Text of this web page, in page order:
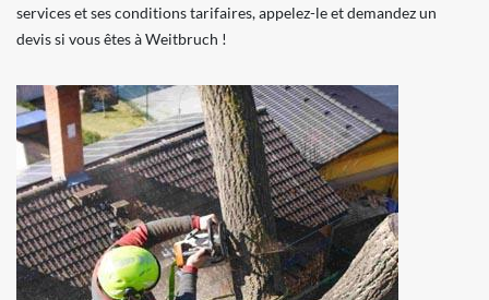
services et ses conditions tarifaires, appelez-le et demandez un
devis si vous êtes à Weitbruch !